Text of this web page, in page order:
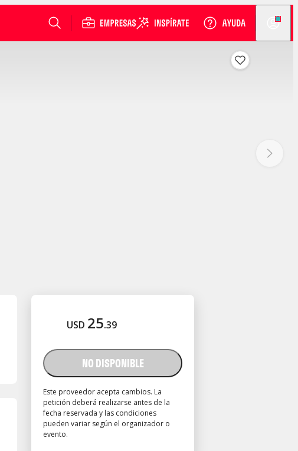
USD 25.39
NO DISPONIBLE
Este proveedor acepta cambios. La
petición deberá realizarse antes de la
fecha reservada y las condiciones
pueden variar según el organizador o
evento.